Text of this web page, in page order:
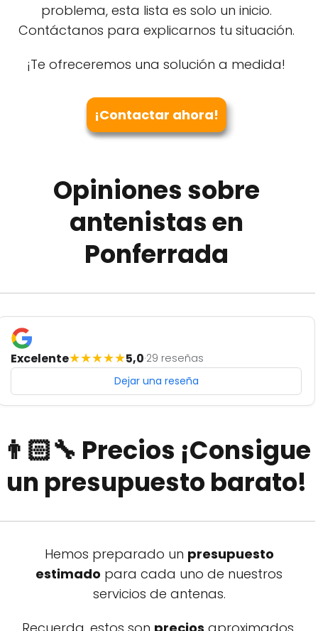
problema, esta lista es solo un inicio.
Contáctanos para explicarnos tu situación.
¡Te ofreceremos una solución a medida!
¡Contactar ahora!
Opiniones sobre
antenistas en
Ponferrada
Excelente★★★★★5,0·29 reseñas
Dejar una reseña
👨🏻‍🔧 Precios ¡Consigue
un presupuesto barato!
Hemos preparado un presupuesto
estimado para cada uno de nuestros
servicios de antenas.